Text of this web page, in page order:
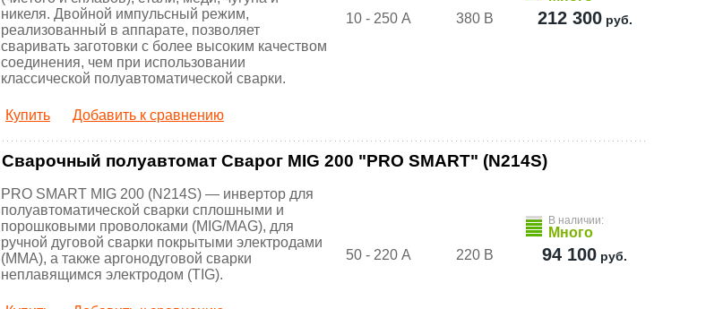
никеля. Двойной импульсный режим,
реализованный в аппарате, позволяет
сваривать заготовки с более высоким качеством
соединения, чем при использовании
классической полуавтоматической сварки.
Купить Добавить к сравнению
10 - 250 А 380 В 212 300руб.
Сварочный полуавтомат Сварог MIG 200 "PRO SMART" (N214S)
PRO SMART MIG 200 (N214S) — инвертор для
полуавтоматической сварки сплошными и
порошковыми проволоками (MIG/MAG), для
ручной дуговой сварки покрытыми электродами
(MMA), а также аргонодуговой сварки
неплавящимся электродом (TIG).
50 - 220 А 220 В
В наличии:
Много
94 100 руб.